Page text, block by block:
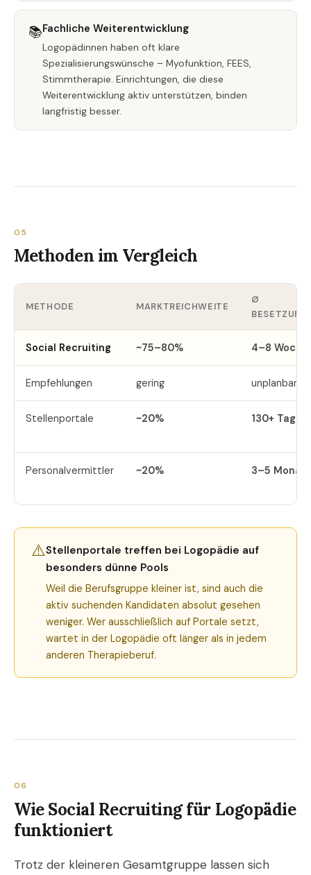
📚Fachliche Weiterentwicklung
Logopädinnen haben oft klare
Spezialisierungswünsche – Myofunktion, FEES,
Stimmtherapie. Einrichtungen, die diese
Weiterentwicklung aktiv unterstützen, binden
langfristig besser.
05
Methoden im Vergleich
METHODE MARKTREICHWEITE
Ø
Social Recruiting ~75–80% 4–8
Empfehlungen gering unplanbar
Stellenportale ~20% 130+ Tage
Personalvermittler ~20% 3–5
⚠️Stellenportale treffen bei Logopädie auf
besonders dünne Pools
Weil die Berufsgruppe kleiner ist, sind auch die
aktiv suchenden Kandidaten absolut gesehen
weniger. Wer ausschließlich auf Portale setzt,
wartet in der Logopädie oft länger als in jedem
anderen Therapieberuf.
06
Wie Social Recruiting für Logopädie
funktioniert
Trotz der kleineren Gesamtgruppe lassen sich